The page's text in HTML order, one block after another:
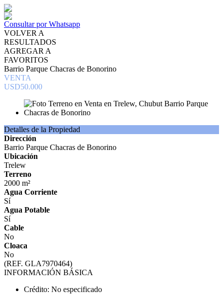
Consultar por Whatsapp
VOLVER A
RESULTADOS
AGREGAR A
FAVORITOS
Barrio Parque Chacras de Bonorino
VENTA
USD50.000
Detalles de la Propiedad
Dirección
Barrio Parque Chacras de Bonorino
Ubicación
Trelew
Terreno
2000 m²
Agua Corriente
Sí
Agua Potable
Sí
Cable
No
Cloaca
No
(REF. GLA7970464)
INFORMACIÓN BÁSICA
Crédito: No especificado